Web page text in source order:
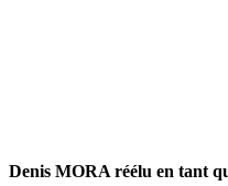
Denis MORA réélu en tant